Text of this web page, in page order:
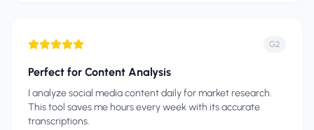
G2
Perfect for Content Analysis
I analyze social media content daily for market research.
This tool saves me hours every week with its accurate
transcriptions.